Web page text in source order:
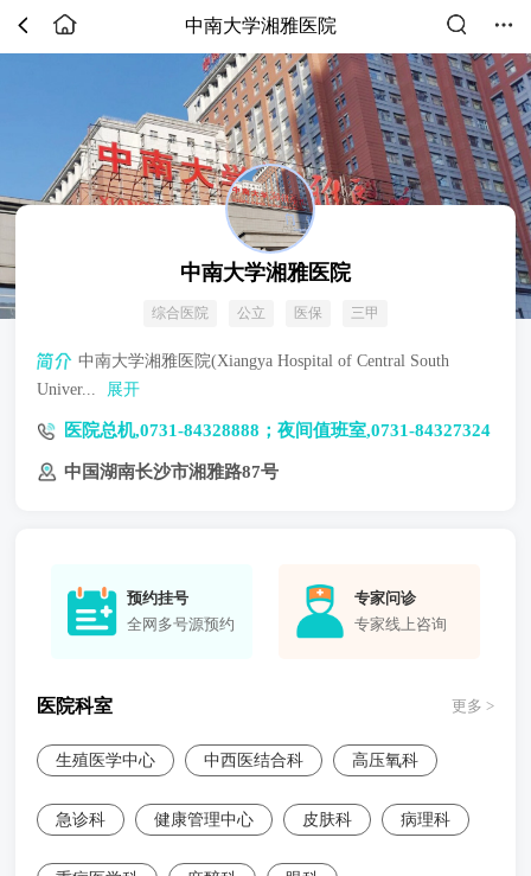
中南大学湘雅医院
中南大学湘雅医院
综合医院 公立 医保 三甲
中南大学湘雅医院(Xiangya Hospital of Central South
Univer...
展开
医院总机,0731-84328888；夜间值班室,0731-84327324
中国湖南长沙市湘雅路87号
预约挂号
全网多号源预约
专家问诊
专家线上咨询
医院科室 更多 >
生殖医学中心 中西医结合科 高压氧科
急诊科 健康管理中心 皮肤科 病理科